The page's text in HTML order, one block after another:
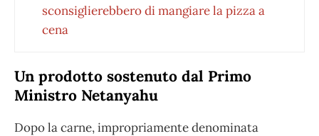
sconsiglierebbero di mangiare la pizza a
cena
Un prodotto sostenuto dal Primo
Ministro Netanyahu
Dopo la carne, impropriamente denominata